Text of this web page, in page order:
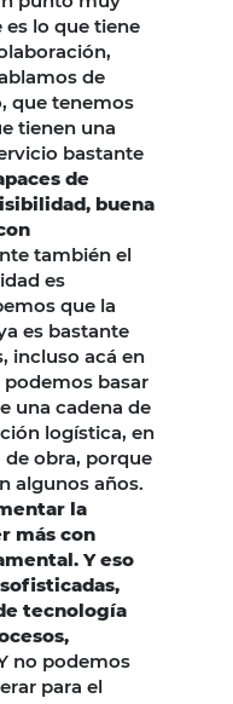
lo que tiene
de
que tenemos
tienen una
bastante
de
buena
también el
es
que la
es bastante
incluso acá en
basar
una cadena de
logística, en
obra, porque
algunos años.
la
más con
Y eso
tecnología
no podemos
para el